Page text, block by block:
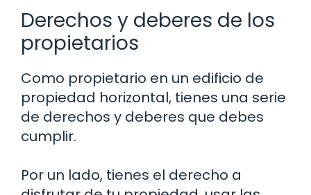
Derechos y deberes de los
propietarios
Como propietario en un edificio de
propiedad horizontal, tienes una serie
de derechos y deberes que debes
cumplir.
Por un lado, tienes el derecho a